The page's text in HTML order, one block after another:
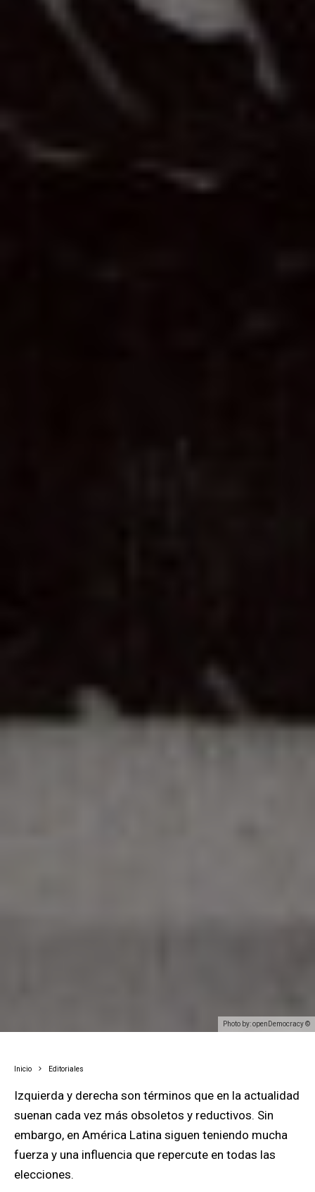
Photo by: openDemocracy ©
Inicio Editoriales
Izquierda y derecha son términos que en la actualidad
suenan cada vez más obsoletos y reductivos. Sin
embargo, en América Latina siguen teniendo mucha
fuerza y una influencia que repercute en todas las
elecciones.